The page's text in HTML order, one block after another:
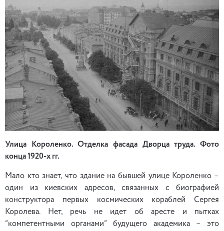
Улица Короленко. Отделка фасада Дворца труда. Фото
конца 1920-х гг.
Мало кто знает, что здание на бывшей улице Короленко –
один из киевских адресов, связанных с биографией
конструктора первых космических кораблей Сергея
Королева. Нет, речь не идет об аресте и пытках
“компетентными органами” будущего академика – это